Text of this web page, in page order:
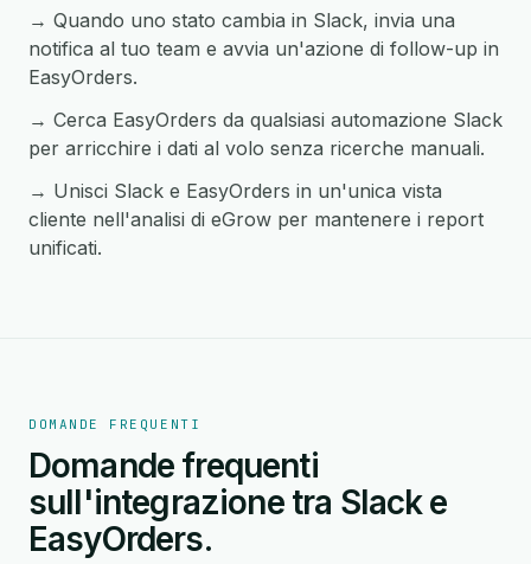
→ Quando uno stato cambia in Slack, invia una
notifica al tuo team e avvia un'azione di follow-up in
EasyOrders.
→ Cerca EasyOrders da qualsiasi automazione Slack
per arricchire i dati al volo senza ricerche manuali.
→ Unisci Slack e EasyOrders in un'unica vista
cliente nell'analisi di eGrow per mantenere i report
unificati.
DOMANDE FREQUENTI
Domande frequenti
sull'integrazione tra Slack e
EasyOrders.